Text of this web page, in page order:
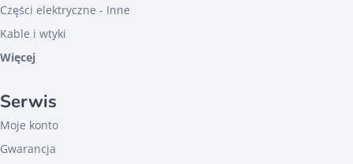
Części elektryczne - Inne
Kable i wtyki
Więcej
Serwis
Moje konto
Gwarancja